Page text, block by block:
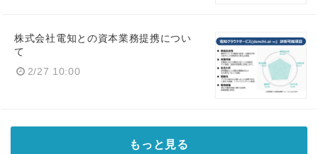
株式会社電知との資本業務提携につい
て
2/27 10:00
もっと見る